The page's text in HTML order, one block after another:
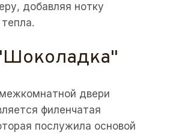
добавляя нотку
двери
филенчатая
послужила основой